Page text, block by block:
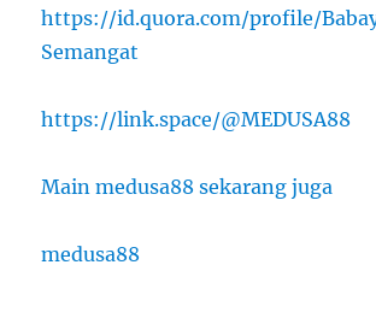
https://id.quora.com/profile/
Semangat
https://link.space/@MEDUSA88
Main medusa88 sekarang juga
medusa88